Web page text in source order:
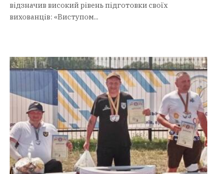
відзначив високий рівень підготовки своїх
вихованців: «Виступом...